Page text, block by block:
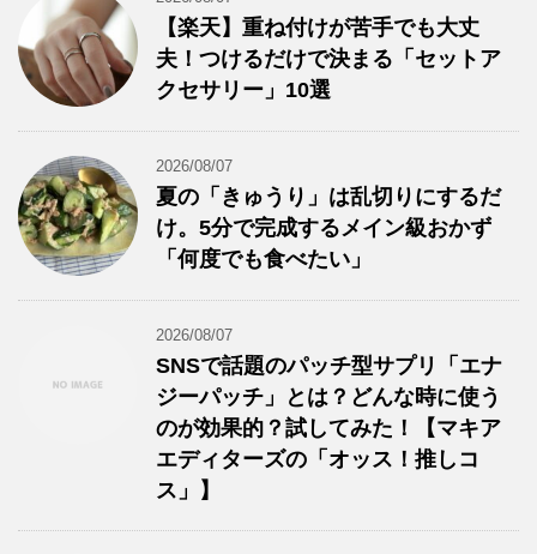
【楽天】重ね付けが苦手でも大丈
夫！つけるだけで決まる「セットア
クセサリー」10選
2026/08/07
夏の「きゅうり」は乱切りにするだ
け。5分で完成するメイン級おかず
「何度でも食べたい」
2026/08/07
SNSで話題のパッチ型サプリ「エナ
ジーパッチ」とは？どんな時に使う
のが効果的？試してみた！【マキア
エディターズの「オッス！推しコ
ス」】